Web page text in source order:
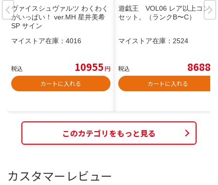
ヴァイスシュヴァルツ わくわく
がいっぱい！ ver.MH 星井美希
SP サイン
マイストア在庫： 4016
税込 10955円
カートに入れる
遊戯王 VOL06 レア以上コンプ
セット。（ランクB〜C）
マイストア在庫： 2524
税込 8688
カートに入れる
このカテゴリをもっと見る
カスタマーレビュー